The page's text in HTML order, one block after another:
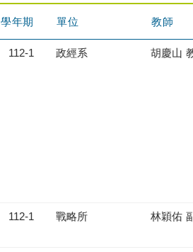
學年期 單位 教師
112-1 政經系 胡慶山
112-1 戰略所 林穎佑